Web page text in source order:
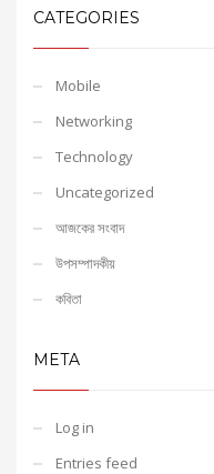
CATEGORIES
Mobile
Networking
Technology
Uncategorized
আজকের সংবাদ
উপসম্পাদকীয়
কবিতা
META
Log in
Entries feed